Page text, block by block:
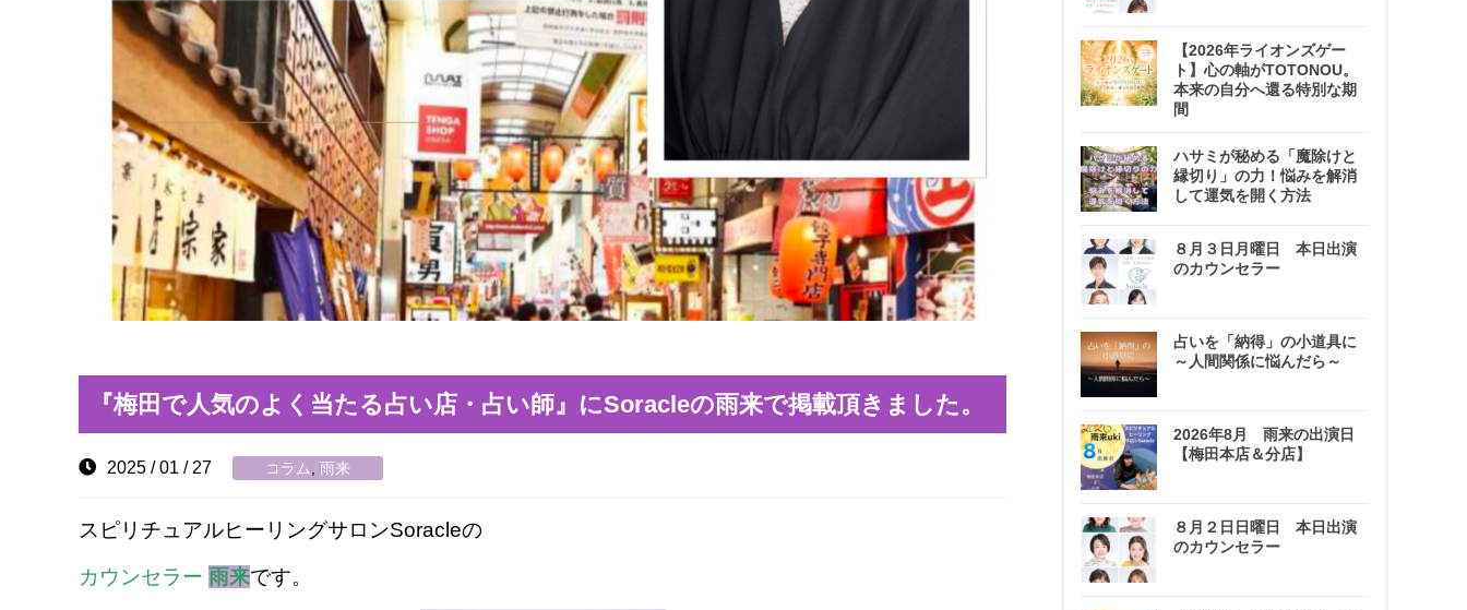
『梅田で人気のよく当たる占い店・占い師』にSoracleの雨来で掲載頂きました。
2025 / 01 / 27 コラム 雨来
スピリチュアルヒーリングサロンSoracleの
カウンセラー 雨来です。
【2026年ライオンズゲー
ト】心の軸がTOTONOU。
本来の自分へ還る特別な期
間
ハサミが秘める「魔除けと
縁切り」の力！悩みを解消
して運気を開く方法
８月３日月曜日 本日出演
のカウンセラー
占いを「納得」の小道具に
～人間関係に悩んだら～
2026年8月 雨来の出演日
【梅田本店＆分店】
８月２日日曜日 本日出演
のカウンセラー